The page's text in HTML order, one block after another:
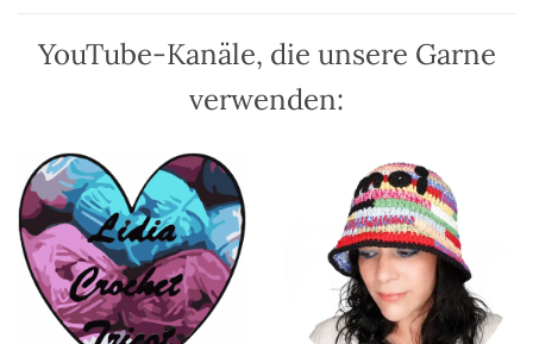
YouTube-Kanäle, die unsere Garne
verwenden: